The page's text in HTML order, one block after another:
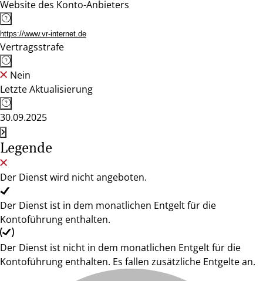
Website des Konto-Anbieters
https://www.vr-internet.de
Vertragsstrafe
Nein
Letzte Aktualisierung
30.09.2025
Legende
Der Dienst wird nicht angeboten.
Der Dienst ist in dem monatlichen Entgelt für die
Kontoführung enthalten.
Der Dienst ist nicht in dem monatlichen Entgelt für die
Kontoführung enthalten. Es fallen zusätzliche Entgelte an.